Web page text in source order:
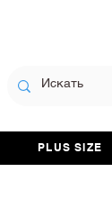
PLUS SIZE